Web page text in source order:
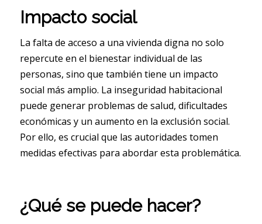
Impacto social
La falta de acceso a una vivienda digna no solo
repercute en el bienestar individual de las
personas, sino que también tiene un impacto
social más amplio. La inseguridad habitacional
puede generar problemas de salud, dificultades
económicas y un aumento en la exclusión social.
Por ello, es crucial que las autoridades tomen
medidas efectivas para abordar esta problemática.
¿Qué se puede hacer?